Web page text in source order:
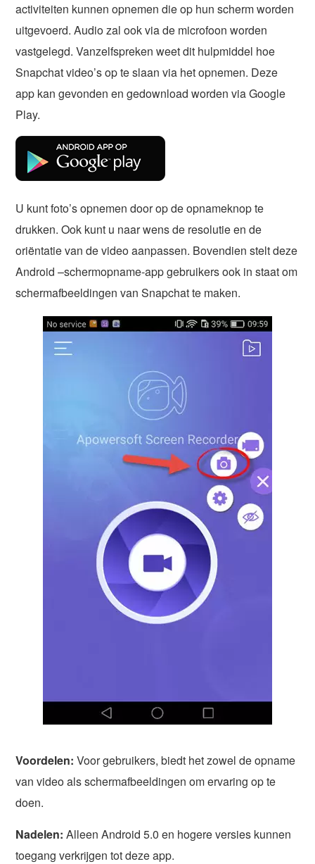
activiteiten kunnen opnemen die op hun scherm worden
uitgevoerd. Audio zal ook via de microfoon worden
vastgelegd. Vanzelfspreken weet dit hulpmiddel hoe
Snapchat video’s op te slaan via het opnemen. Deze
app kan gevonden en gedownload worden via Google
Play.
U kunt foto’s opnemen door op de opnameknop te
drukken. Ook kunt u naar wens de resolutie en de
oriëntatie van de video aanpassen. Bovendien stelt deze
Android –schermopname-app gebruikers ook in staat om
schermafbeeldingen van Snapchat te maken.
Voordelen: Voor gebruikers, biedt het zowel de opname
van video als schermafbeeldingen om ervaring op te
doen.
Nadelen: Alleen Android 5.0 en hogere versies kunnen
toegang verkrijgen tot deze app.